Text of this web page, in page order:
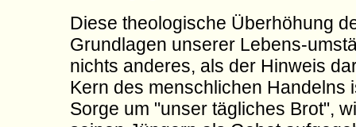
Diese theologische Überhöhung
Grundlagen unserer Lebens-
nichts anderes, als der Hinweis
Kern des menschlichen Handelns
Sorge um "unser tägliches Brot",